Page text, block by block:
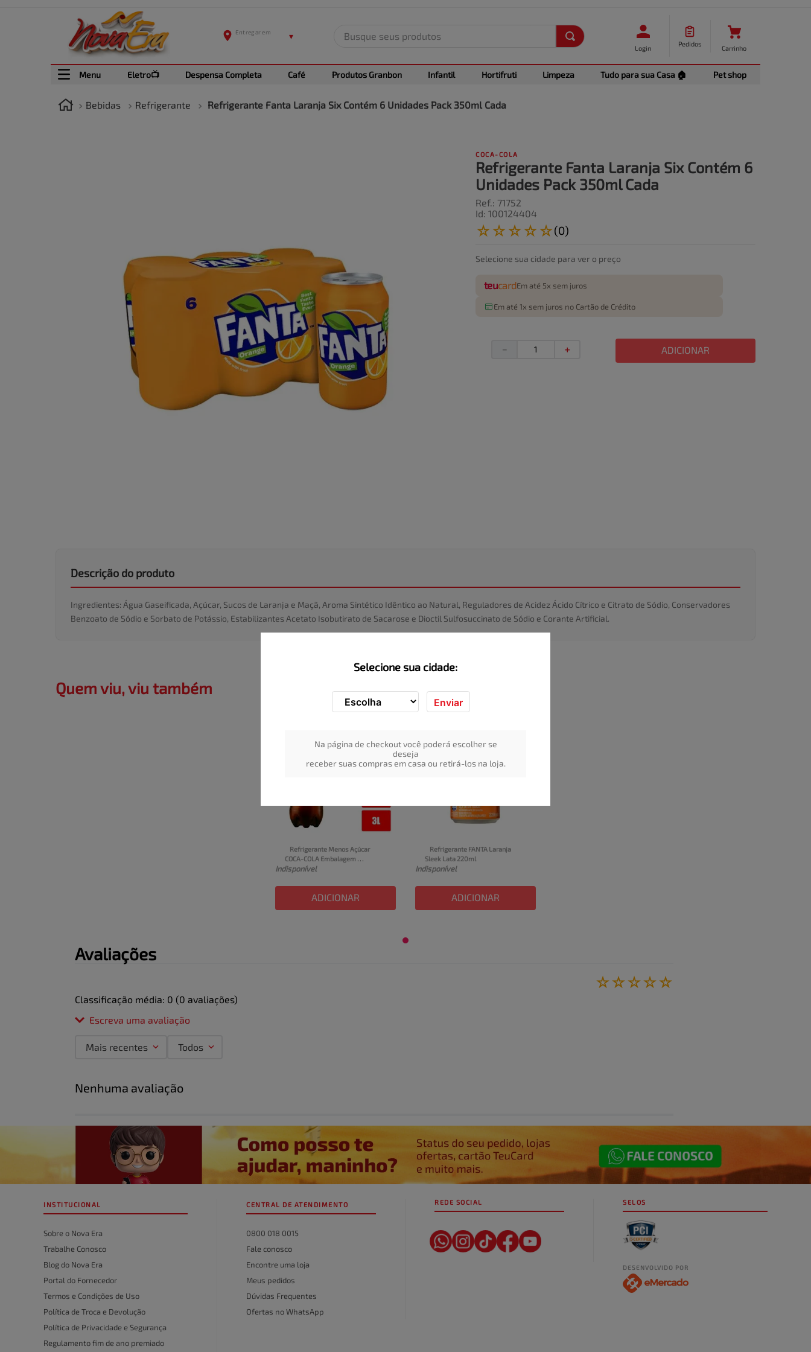
Selecione sua cidade:
Enviar
Na página de checkout você poderá escolher se
deseja
receber suas compras em casa ou retirá-los na loja.
Login
Pedidos
Carrinho
Menu Eletro📺 Despensa Completa Café Produtos Granbon Infantil Hortifruti Limpeza Tudo para sua Casa 🏠 Pet shop
Bebidas Refrigerante Refrigerante Fanta Laranja Six Contém 6 Unidades Pack 350ml Cada
COCA-COLA
Refrigerante Fanta Laranja Six Contém 6
Unidades Pack 350ml Cada
Ref.: 71752
Id: 100124404
☆☆☆☆☆(0)
Selecione sua cidade para ver o preço
teucardEm até 5x sem juros
Em até 1x sem juros no Cartão de Crédito
＋
－ ADICIONAR
Descrição do produto
Ingredientes: Água Gaseificada, Açúcar, Sucos de Laranja e Maçã, Aroma Sintético Idêntico ao Natural, Reguladores de Acidez Ácido Cítrico e Citrato de Sódio, Conservadores
Benzoato de Sódio e Sorbato de Potássio, Estabilizantes Acetato Isobutirato de Sacarose e Dioctil Sulfosuccinato de Sódio e Corante Artificial.
Quem viu, viu também
Refrigerante Menos Açúcar
COCA-COLA Embalagem
Econômica Garrafa Pet 3l
Indisponível
ADICIONAR
Refrigerante FANTA Laranja
Sleek Lata 220ml
Indisponível
ADICIONAR
Avaliações
☆☆☆☆☆
Classificação média: 0 (0 avaliações)
Escreva uma avaliação
Título
Avalie o produto de 1 a 5 estrelas
★★★★★
Seu nome
Escreva uma avaliação
Mais recentes Todos
Nenhuma avaliação
INSTITUCIONAL
Sobre o Nova Era
Trabalhe Conosco
Blog do Nova Era
Portal do Fornecedor
Termos e Condições de Uso
Política de Troca e Devolução
Política de Privacidade e Segurança
Regulamento fim de ano premiado
CENTRAL DE ATENDIMENTO
0800 018 0015
Fale conosco
Encontre uma loja
Meus pedidos
Dúvidas Frequentes
Ofertas no WhatsApp
REDE SOCIAL SELOS
DESENVOLVIDO POR
1
leite
frango